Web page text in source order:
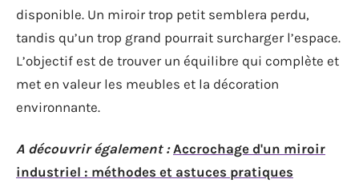
disponible. Un miroir trop petit semblera perdu,
tandis qu’un trop grand pourrait surcharger l’espace.
L’objectif est de trouver un équilibre qui complète et
met en valeur les meubles et la décoration
environnante.
A découvrir également : Accrochage d'un miroir
industriel : méthodes et astuces pratiques